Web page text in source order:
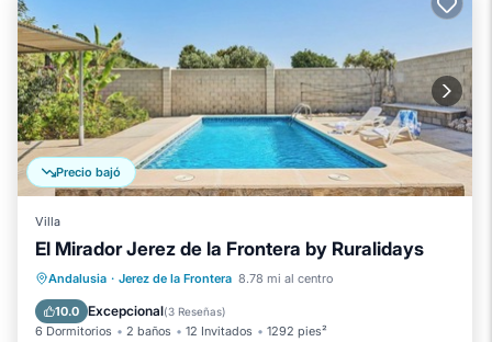
Precio bajó
Villa
El Mirador Jerez de la Frontera by Ruralidays
Andalusia · Jerez de la Frontera 8.78 mi al centro
10.0 Excepcional(3 Reseñas)
6 Dormitorios 2 baños 12 Invitados 1292 pies²
Piscina privada
Chimenea/Calefacción
Piscina
Balcón/Terraza